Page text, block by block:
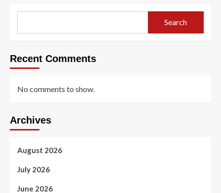
Search
Recent Comments
No comments to show.
Archives
August 2026
July 2026
June 2026